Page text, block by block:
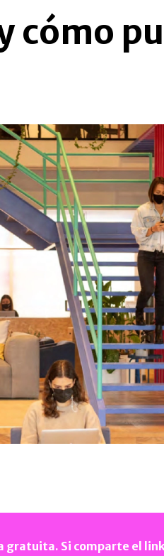
cómo
gratuita. Si comparte el